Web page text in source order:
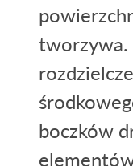
tworzywa.
boczków